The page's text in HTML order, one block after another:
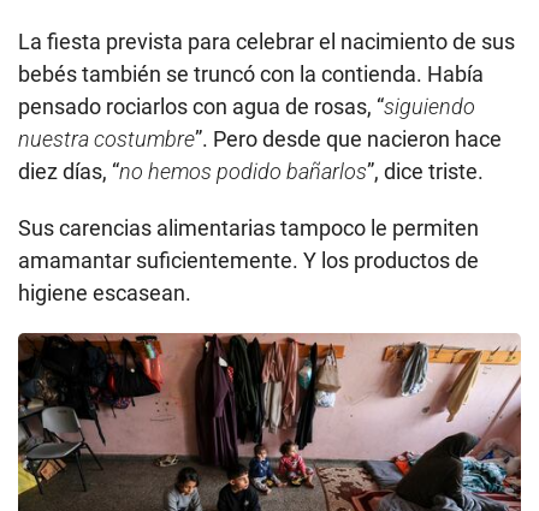
La fiesta prevista para celebrar el nacimiento de sus
bebés también se truncó con la contienda. Había
pensado rociarlos con agua de rosas, “siguiendo
nuestra costumbre”. Pero desde que nacieron hace
diez días, “no hemos podido bañarlos”, dice triste.
Sus carencias alimentarias tampoco le permiten
amamantar suficientemente. Y los productos de
higiene escasean.